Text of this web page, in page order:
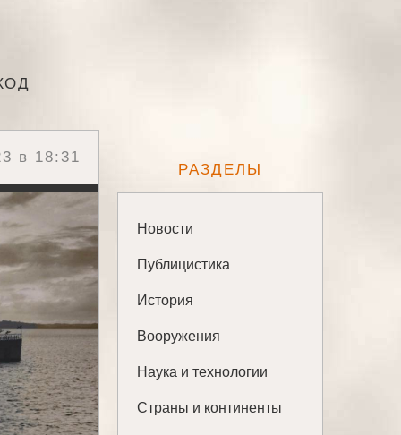
в 18:31
РАЗДЕЛЫ
Новости
Публицистика
История
Вооружения
Наука и технологии
Страны и континенты